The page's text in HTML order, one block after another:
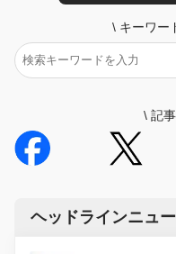
\ キーワー
\ 記
ヘッドラインニュ